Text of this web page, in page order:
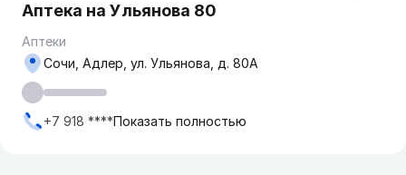
Аптека на Ульянова 80
Аптеки
Сочи, Адлер, ул. Ульянова, д. 80А
+7 918 ****Показать полностью